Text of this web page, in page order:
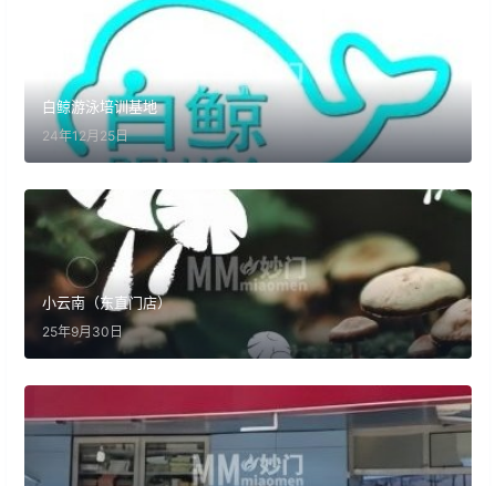
白鲸游泳培训基地
24年12月25日
小云南（东直门店）
25年9月30日